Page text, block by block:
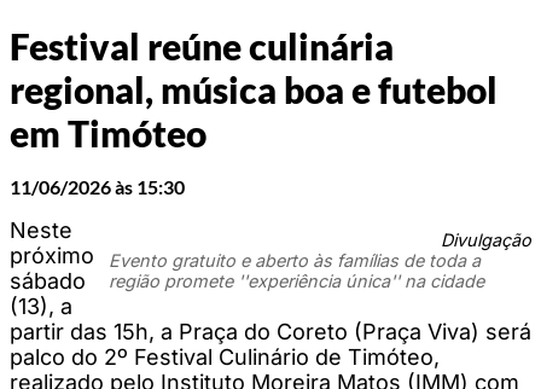
Festival reúne culinária
regional, música boa e futebol
em Timóteo
11/06/2026 às 15:30
Divulgação
Evento gratuito e aberto às famílias de toda a
região promete ''experiência única'' na cidade
Neste
próximo
sábado
(13), a
partir das 15h, a Praça do Coreto (Praça Viva) será
palco do 2º Festival Culinário de Timóteo,
realizado pelo Instituto Moreira Matos (IMM) com